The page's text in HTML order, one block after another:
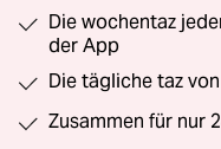
Die wochentaz
der App
Die tägliche taz
Zusammen für nur